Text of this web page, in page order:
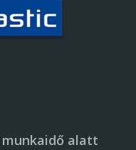
alatt